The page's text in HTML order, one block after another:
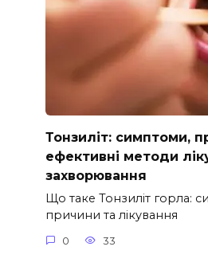
Тонзиліт: симптоми,
ефективні методи
захворювання
Що таке Тонзиліт горла:
причини та лікування
0 33